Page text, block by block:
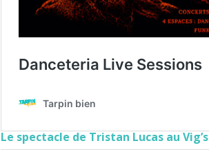
Le spectacle de Tristan Lucas au Vig’s